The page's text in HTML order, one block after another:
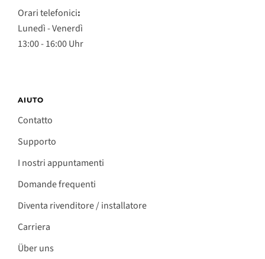
Orari telefonici:
Lunedì - Venerdì
13:00 - 16:00 Uhr
AIUTO
Contatto
Supporto
I nostri appuntamenti
Domande frequenti
Diventa rivenditore / installatore
Carriera
Über uns